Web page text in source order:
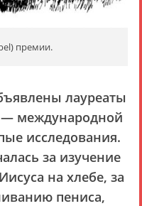
премии.
лауреаты
международной
исследования.
за изучение
на хлебе, за
пениса,